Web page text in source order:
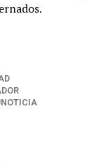
NOTICIA